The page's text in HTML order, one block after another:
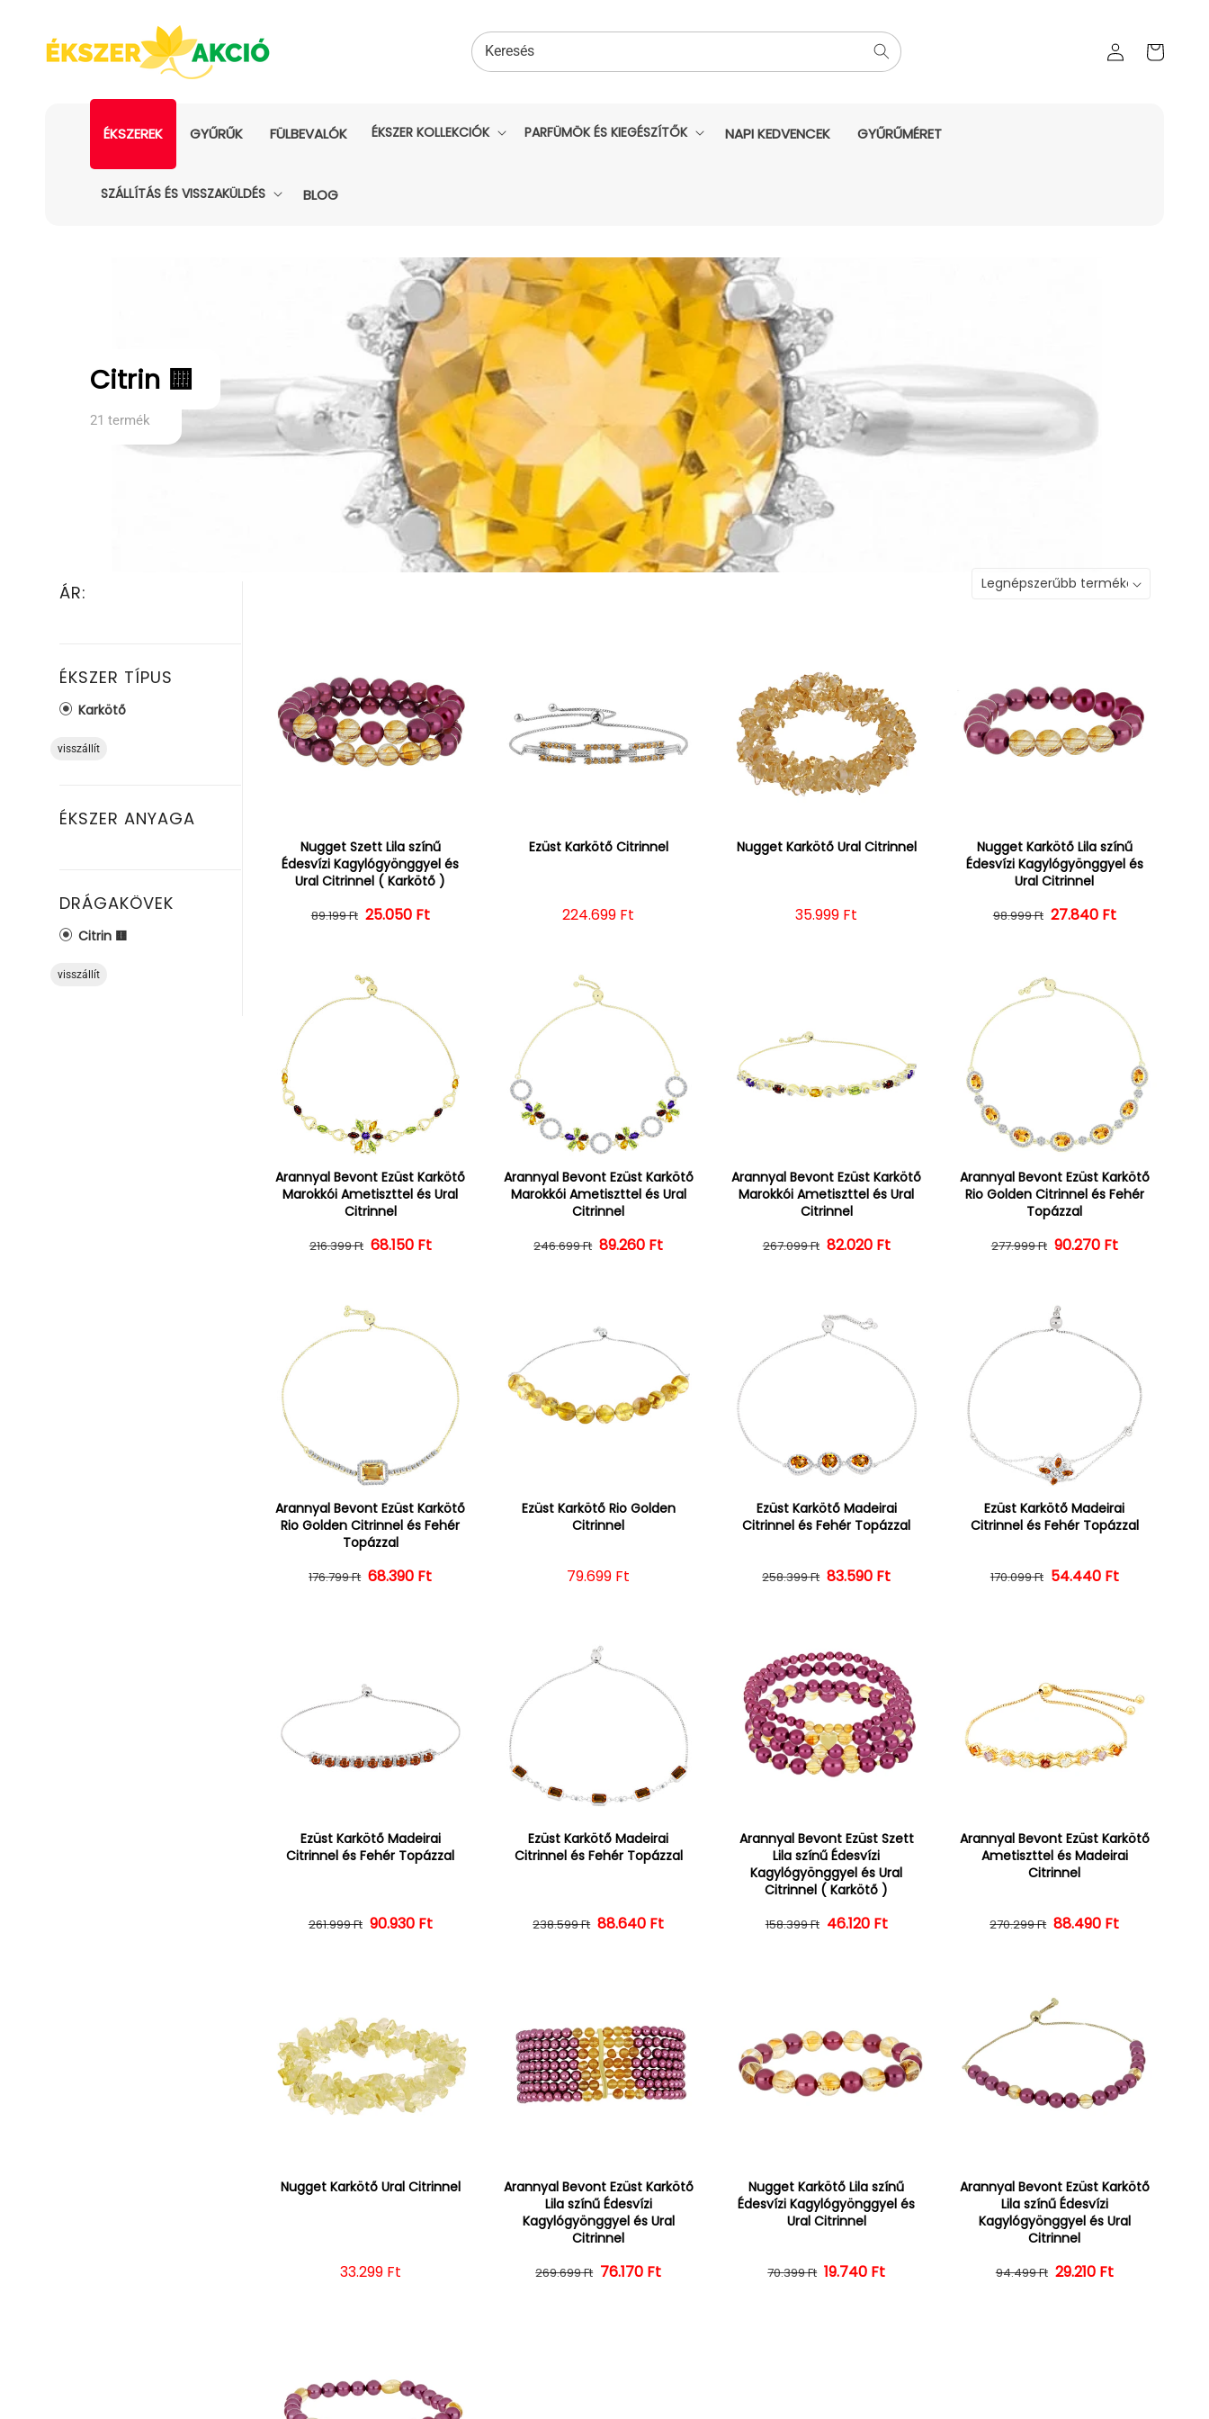
Bejelentkezés
kosara
Keresés
ÉKSZEREK GYŰRŰK FÜLBEVALÓK ÉKSZER KOLLEKCIÓK PARFÜMÖK ÉS KIEGÉSZÍTŐK NAPI KEDVENCEK GYŰRŰMÉRET
SZÁLLÍTÁS ÉS VISSZAKÜLDÉS BLOG
Kollekció:
Citrin 🟨
21 termék
Nugget Szett Lila színű
Édesvízi Kagylógyönggyel és
Ural Citrinnel ( Karkötő )
Normál ár
89.199 Ft Kedvezményes ár
25.050 Ft
Ezüst Karkötő Citrinnel
Normál ár
224.699 Ft
Nugget Karkötő Ural Citrinnel
Normál ár
35.999 Ft
Nugget Karkötő Lila színű
Édesvízi Kagylógyönggyel és
Ural Citrinnel
Normál ár
98.999 Ft Kedvezményes ár
27.840 Ft
Arannyal Bevont Ezüst Karkötő
Marokkói Ametiszttel és Ural
Citrinnel
Normál ár
216.399 Ft Kedvezményes ár
68.150 Ft
Arannyal Bevont Ezüst Karkötő
Marokkói Ametiszttel és Ural
Citrinnel
Normál ár
246.699 Ft Kedvezményes ár
89.260 Ft
Arannyal Bevont Ezüst Karkötő
Marokkói Ametiszttel és Ural
Citrinnel
Normál ár
267.099 Ft Kedvezményes ár
82.020 Ft
Arannyal Bevont Ezüst Karkötő
Rio Golden Citrinnel és Fehér
Topázzal
Normál ár
277.999 Ft Kedvezményes ár
90.270 Ft
Arannyal Bevont Ezüst Karkötő
Rio Golden Citrinnel és Fehér
Topázzal
Normál ár
176.799 Ft Kedvezményes ár
68.390 Ft
Ezüst Karkötő Rio Golden
Citrinnel
Normál ár
79.699 Ft
Ezüst Karkötő Madeirai
Citrinnel és Fehér Topázzal
Normál ár
258.399 Ft Kedvezményes ár
83.590 Ft
Ezüst Karkötő Madeirai
Citrinnel és Fehér Topázzal
Normál ár
170.099 Ft Kedvezményes ár
54.440 Ft
Ezüst Karkötő Madeirai
Citrinnel és Fehér Topázzal
Normál ár
261.999 Ft Kedvezményes ár
90.930 Ft
Ezüst Karkötő Madeirai
Citrinnel és Fehér Topázzal
Normál ár
238.599 Ft Kedvezményes ár
88.640 Ft
Arannyal Bevont Ezüst Szett
Lila színű Édesvízi
Kagylógyönggyel és Ural
Citrinnel ( Karkötő )
Normál ár
158.399 Ft Kedvezményes ár
46.120 Ft
Arannyal Bevont Ezüst Karkötő
Ametiszttel és Madeirai
Citrinnel
Normál ár
270.299 Ft Kedvezményes ár
88.490 Ft
Nugget Karkötő Ural Citrinnel
Normál ár
33.299 Ft
Arannyal Bevont Ezüst Karkötő
Lila színű Édesvízi
Kagylógyönggyel és Ural
Citrinnel
Normál ár
269.699 Ft Kedvezményes ár
76.170 Ft
Nugget Karkötő Lila színű
Édesvízi Kagylógyönggyel és
Ural Citrinnel
Normál ár
70.399 Ft Kedvezményes ár
19.740 Ft
Arannyal Bevont Ezüst Karkötő
Lila színű Édesvízi
Kagylógyönggyel és Ural
Citrinnel
Normál ár
94.499 Ft Kedvezményes ár
29.210 Ft
ÁR:
ÉKSZER TÍPUS
Karkötő
visszállít
ÉKSZER ANYAGA
DRÁGAKÖVEK
Citrin 🟨
visszállít